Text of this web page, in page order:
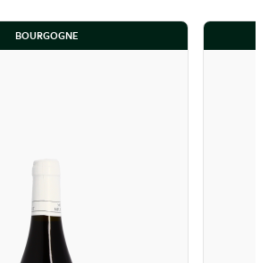
BOURGOGNE